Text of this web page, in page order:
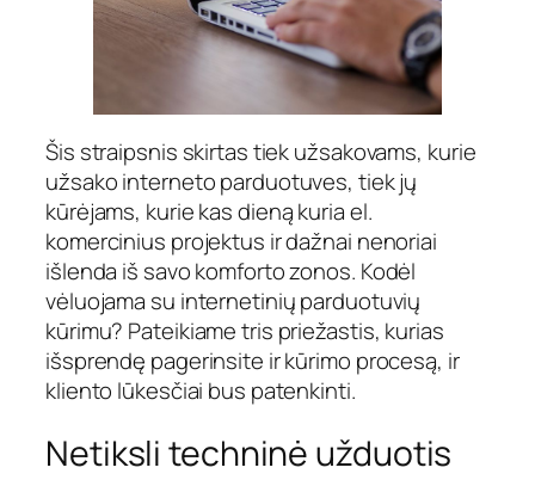
Šis straipsnis skirtas tiek užsakovams, kurie
užsako interneto parduotuves, tiek jų
kūrėjams, kurie kas dieną kuria el.
komercinius projektus ir dažnai nenoriai
išlenda iš savo komforto zonos. Kodėl
vėluojama su internetinių parduotuvių
kūrimu? Pateikiame tris priežastis, kurias
išsprendę pagerinsite ir kūrimo procesą, ir
kliento lūkesčiai bus patenkinti.
Netiksli techninė užduotis